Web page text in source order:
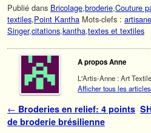
Publié dans Bricolage,broderie,Couture
textiles,Point Kantha Mots-clefs :
Singer,citations,kantha,textes et textiles
A propos Anne
L'Artis-Anne : Art Textile
Afficher tous les
Navigation des articles
← Broderies en relief: 4 points
de broderie brésilienne